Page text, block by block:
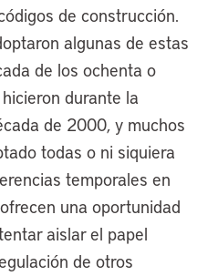
de construcción.
algunas de estas
de los ochenta o
durante la
de 2000, y muchos
todas o ni siquiera
temporales en
una oportunidad
aislar el papel
de otros